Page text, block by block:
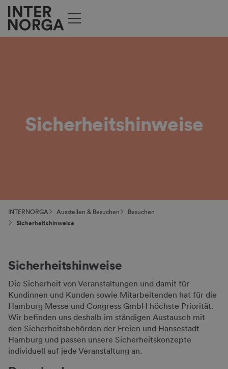
Sicherheits­hinweise
INTERNORGA Ausstellen & Besuchen
Besuchen
Sicherheitshinweise
Sicherheits­hinweise
Die Sicherheit von Veranstaltungen und damit für
Kundinnen und Kunden sowie Mitarbeitenden hat für die
Hamburg Messe und Congress GmbH höchste Priorität.
Wir befinden uns deshalb im ständigen Austausch mit
den Sicherheitsbehörden der Freien und Hansestadt
Hamburg und passen unsere Sicherheitskonzepte
individuell auf jede Veranstaltung an.